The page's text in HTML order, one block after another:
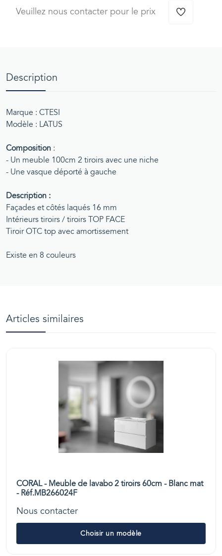
Veuillez nous contacter pour le prix
Description
Marque : CTESI
Modèle : LATUS
Composition :
- Un meuble 100cm 2 tiroirs avec une niche
- Une vasque déporté à gauche
Description :
Façades et côtés laqués 16 mm
Intérieurs tiroirs / tiroirs TOP FACE
Tiroir OTC top avec amortissement
Existe en 8 couleurs
Articles similaires
CORAL - Meuble de lavabo 2 tiroirs 60cm - Blanc mat
- Réf.MB266024F
Nous contacter
Choisir un modèle